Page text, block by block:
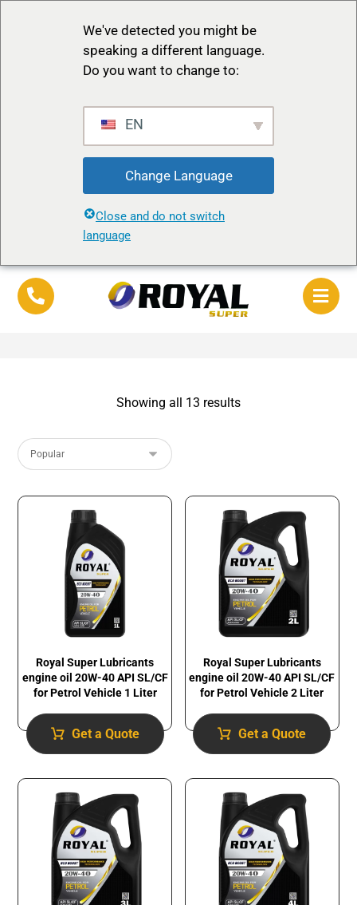
We've detected you might be
speaking a different language.
Do you want to change to:
EN
Change Language
Close and do not switch
language
Showing all 13 results
Royal Super Lubricants
engine oil 20W-40 API SL/CF
for Petrol Vehicle 1 Liter
Get a Quote
Royal Super Lubricants
engine oil 20W-40 API SL/CF
for Petrol Vehicle 2 Liter
Get a Quote